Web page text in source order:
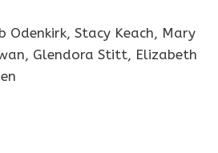
Odenkirk, Stacy Keach, Mary
Glendora Stitt, Elizabeth